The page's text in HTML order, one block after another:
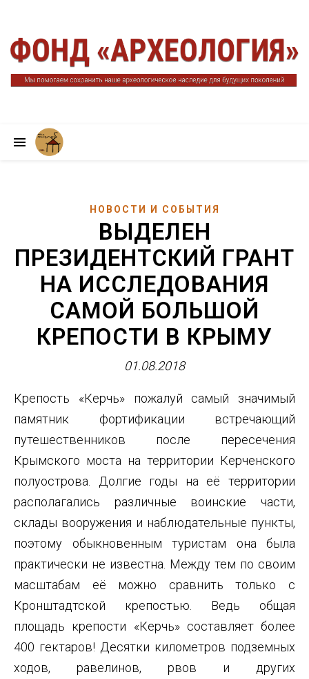
НОВОСТИ И СОБЫТИЯ
ВЫДЕЛЕН
ПРЕЗИДЕНТСКИЙ ГРАНТ
НА ИССЛЕДОВАНИЯ
САМОЙ БОЛЬШОЙ
КРЕПОСТИ В КРЫМУ
01.08.2018
Крепость «Керчь» пожалуй самый значимый
памятник фортификации встречающий
путешественников после пересечения
Крымского моста на территории Керченского
полуострова. Долгие годы на её территории
располагались различные воинские части,
склады вооружения и наблюдательные пункты,
поэтому обыкновенным туристам она была
практически не известна. Между тем по своим
масштабам её можно сравнить только с
Кронштадтской крепостью. Ведь общая
площадь крепости «Керчь» составляет более
400 гектаров! Десятки километров подземных
ходов, равелинов, рвов и других